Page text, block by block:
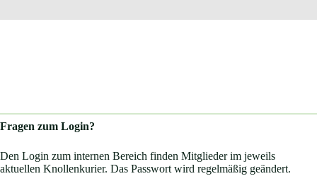
Fragen zum Login?
Den Login zum internen Bereich finden Mitglieder im jeweils
aktuellen Knollenkurier. Das Passwort wird regelmäßig geändert.